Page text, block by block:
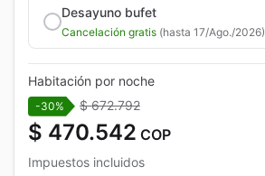
Desayuno bufet
Cancelación gratis (hasta 17/Ago./2026)
Habitación por noche
-30% $ 672.792
$ 470.542 COP
Impuestos incluidos